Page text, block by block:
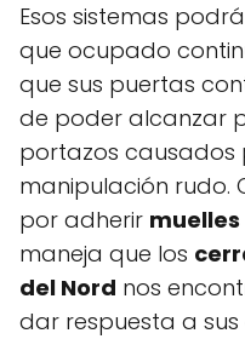
Esos sistemas
que ocupado
que sus puertas
de poder alcanzar
portazos causados
manipulación rudo.
por adherir
maneja que los
del Nord nos
dar respuesta a